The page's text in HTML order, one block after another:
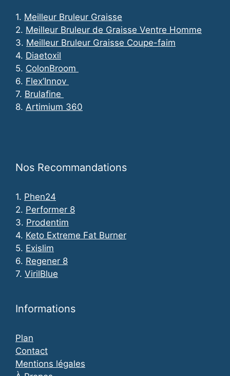
1. Meilleur Bruleur Graisse
2. Meilleur Bruleur de Graisse Ventre Homme
3. Meilleur Bruleur Graisse Coupe-faim
4. Diaetoxil
5. ColonBroom
6. Flex’Innov
7. Brulafine
8. Artimium 360
Nos Recommandations
1. Phen24
2. Performer 8
3. Prodentim
4. Keto Extreme Fat Burner
5. Exislim
6. Regener 8
7. VirilBlue
Informations
Plan
Contact
Mentions légales